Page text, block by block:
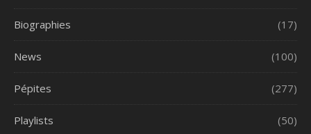
Biographies (17)
News (100)
Pépites (277)
Playlists (50)